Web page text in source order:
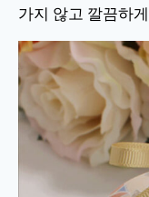
가지 않고 깔끔하